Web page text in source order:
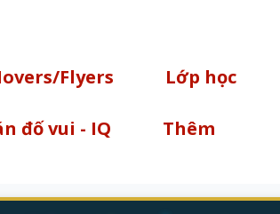
Flyers Lớp học
đố vui - IQ Thêm